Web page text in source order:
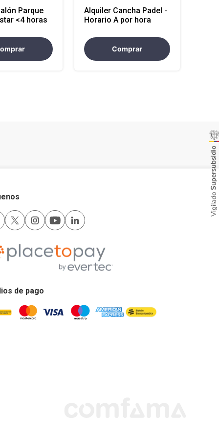
Parque
<4 horas
Alquiler Cancha Padel -
Horario A por hora
Comprar
de pago